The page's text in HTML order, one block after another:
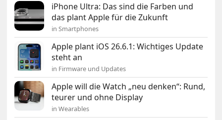
iPhone Ultra: Das sind die Farben und
das plant Apple für die Zukunft
in Smartphones
Apple plant iOS 26.6.1: Wichtiges Update
steht an
in Firmware und Updates
Apple will die Watch „neu denken“: Rund,
teurer und ohne Display
in Wearables